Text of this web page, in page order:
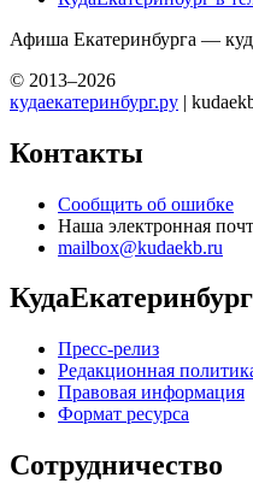
Афиша Екатеринбурга —
© 2013–2026
кудаекатеринбург.ру |
Контакты
Сообщить об ошибке
Наша электронная
mailbox@kudaekb.ru
КудаЕкатеринбург
Пресс-релиз
Редакционная
Правовая информация
Формат ресурса
Сотрудничество